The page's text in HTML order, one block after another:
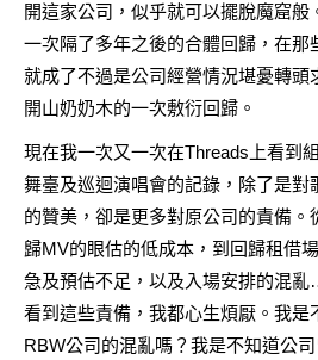
開這家公司，似乎就可以擺脫魔窟般
一次隔了多年之後的合體回歸，在那
就成了不過是公司經營情況堪憂轉頭
開山奶奶木的一次敷衍回歸。
現在我一次又一次在Threads上看到
舞臺及巡迴演唱會的記錄，除了是對
的贊美，卻是更多對原公司的責備。
歸MV的眼估的低成本，到回歸租借
急及預估不足，以及入場安排的混
看到這些責備，我都心生煩厭。我是
RBW公司的混亂嗎？我是不知道公